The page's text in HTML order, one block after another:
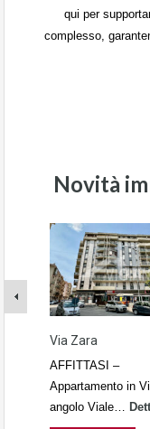
qui per
complesso,
Novità
Via Zara
AFFITTASI –
Appartamento in
angolo Viale…